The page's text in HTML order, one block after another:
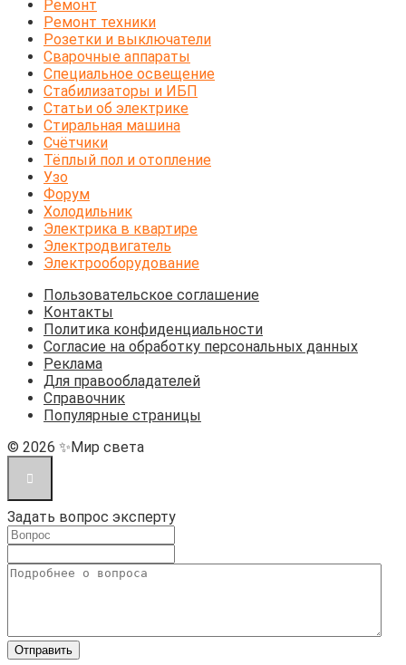
Ремонт
Ремонт техники
Розетки и выключатели
Сварочные аппараты
Специальное освещение
Стабилизаторы и ИБП
Статьи об электрике
Стиральная машина
Счётчики
Тёплый пол и отопление
Узо
Форум
Холодильник
Электрика в квартире
Электродвигатель
Электрооборудование
Пользовательское соглашение
Контакты
Политика конфиденциальности
Согласие на обработку персональных данных
Реклама
Для правообладателей
Справочник
Популярные страницы
© 2026 ✨Мир света
Задать вопрос эксперту